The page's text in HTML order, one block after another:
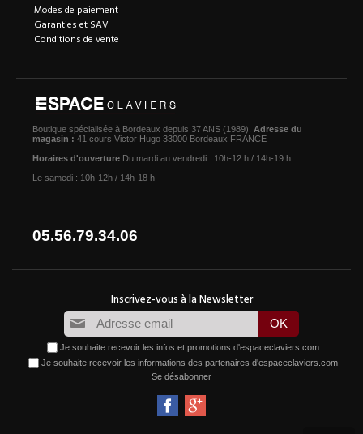
Modes de paiement
Garanties et SAV
Conditions de vente
Boutique spécialisée à Bordeaux depuis 37 ANS (1989). Adresse du
magasin : 41 cours Victor Hugo 33000 Bordeaux FRANCE
Horaires d'ouverture Du mardi au vendredi : 10h-12 h / 14h-19 h
Le samedi : 10h-12h / 14h-18 h
05.56.79.34.06
Je souhaite recevoir les infos et promotions d'espaceclaviers.com
Je souhaite recevoir les informations des partenaires d'espaceclaviers.com
Se désabonner